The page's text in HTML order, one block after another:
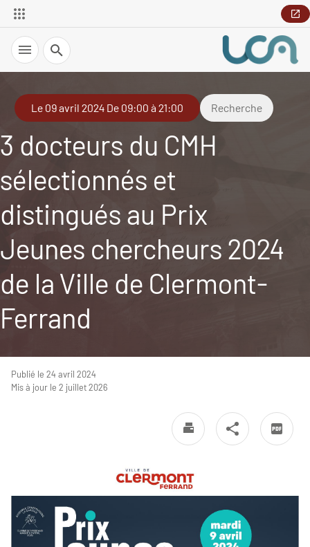
Recherche
Le 09 avril 2024 De 09:00 à 21:00 Recherche
3 docteurs du CMH
sélectionnés et
distingués au Prix
Jeunes chercheurs 2024
de la Ville de Clermont-
Ferrand
Publié le 24 avril 2024
Mis à jour le 2 juillet 2026